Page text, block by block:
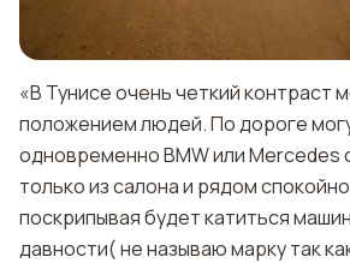
«В Тунисе очень четкий контраст
положением людей. По дороге
одновременно BMW или Mercedes
только из салона и рядом
поскрипывая будет катиться
давности( не называю марку так